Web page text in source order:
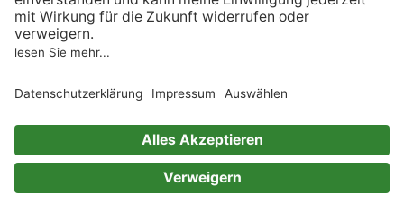
Verträge hier kündigen
Impressum
Immer ein gutes Buch